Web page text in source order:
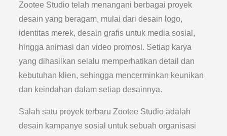
Zootee Studio telah menangani berbagai proyek
desain yang beragam, mulai dari desain logo,
identitas merek, desain grafis untuk media sosial,
hingga animasi dan video promosi. Setiap karya
yang dihasilkan selalu memperhatikan detail dan
kebutuhan klien, sehingga mencerminkan keunikan
dan keindahan dalam setiap desainnya.
Salah satu proyek terbaru Zootee Studio adalah
desain kampanye sosial untuk sebuah organisasi